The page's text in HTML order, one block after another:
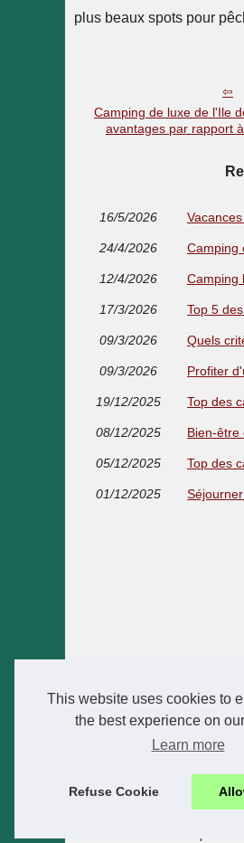
This website uses cookies to
the best experience on
Learn more
Refuse Cookie
plus beaux spots pour
Camping de luxe de l'Ile
avantages par rapport
16/5/2026
24/4/2026 Camping
12/4/2026 Camping
17/3/2026 Top 5
09/3/2026 Quels
09/3/2026 Profiter
19/12/2025 Top des
08/12/2025 Bien-être
05/12/2025 Top des
01/12/2025
© 2026Camping-corse.xyz
Camping Corse - Camping